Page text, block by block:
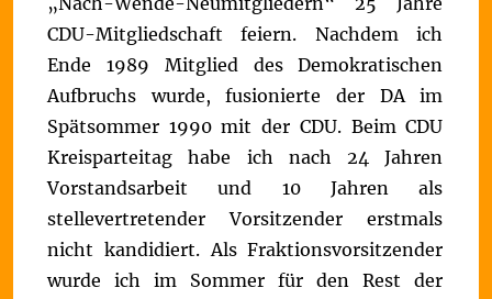
CDU-Mitgliedschaft feiern. Nachdem ich
Ende 1989 Mitglied des Demokratischen
Aufbruchs wurde, fusionierte der DA im
Spätsommer 1990 mit der CDU. Beim CDU
Kreisparteitag habe ich nach 24 Jahren
Vorstandsarbeit und 10 Jahren als
stellevertretender Vorsitzender erstmals
nicht kandidiert. Als Fraktionsvorsitzender
wurde ich im Sommer für den Rest der